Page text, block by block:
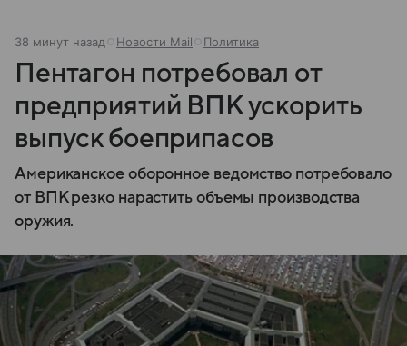
38 минут назад Новости Mail Политика
Пентагон потребовал от
предприятий ВПК ускорить
выпуск боеприпасов
Американское оборонное ведомство потребовало
от ВПК резко нарастить объемы производства
оружия.